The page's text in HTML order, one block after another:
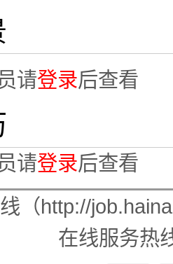
请登录后查看
请登录后查看
（http://
在线服务热